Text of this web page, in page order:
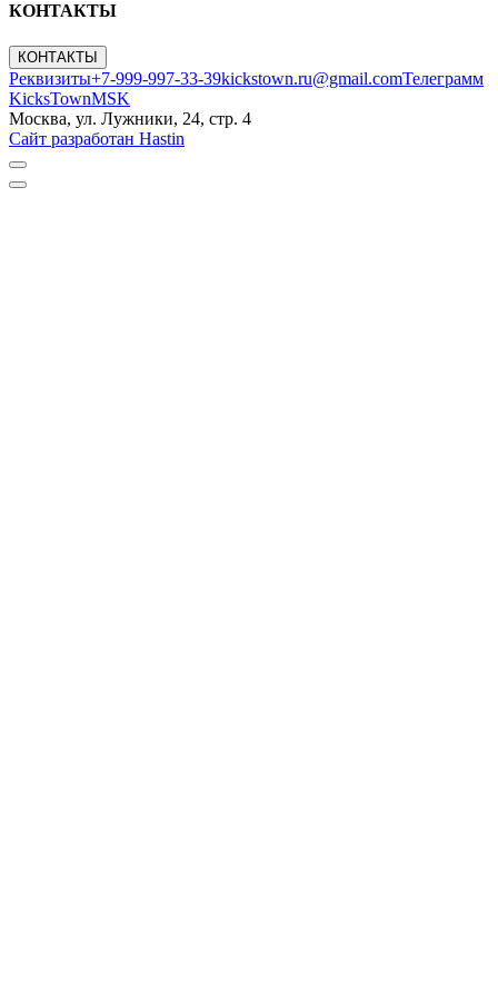
КОНТАКТЫ
КОНТАКТЫ
Реквизиты+7-999-997-33-39kickstown.ru@gmail.comТелеграмм
KicksTownMSK
Москва, ул. Лужники, 24, стр. 4
Сайт разработан Hastin